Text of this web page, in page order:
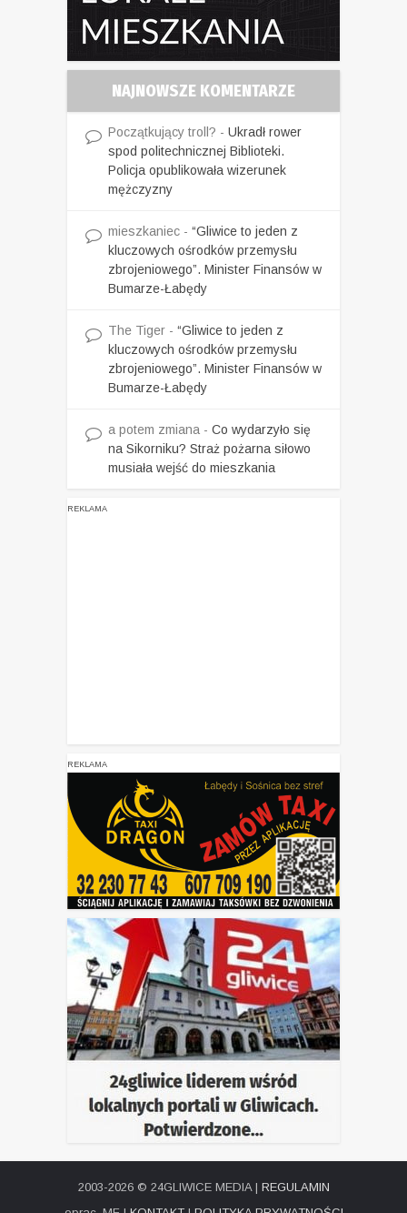
NAJNOWSZE KOMENTARZE
Początkujący troll? - Ukradł rower
spod politechnicznej Biblioteki.
Policja opublikowała wizerunek
mężczyzny
mieszkaniec - “Gliwice to jeden z
kluczowych ośrodków przemysłu
zbrojeniowego”. Minister Finansów w
Bumarze-Łabędy
The Tiger - “Gliwice to jeden z
kluczowych ośrodków przemysłu
zbrojeniowego”. Minister Finansów w
Bumarze-Łabędy
a potem zmiana - Co wydarzyło się
na Sikorniku? Straż pożarna siłowo
musiała wejść do mieszkania
REKLAMA
REKLAMA
2003-2026 © 24GLIWICE MEDIA | REGULAMIN